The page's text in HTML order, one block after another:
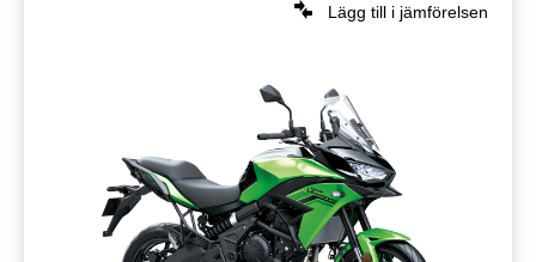
Lägg till i jämförelsen